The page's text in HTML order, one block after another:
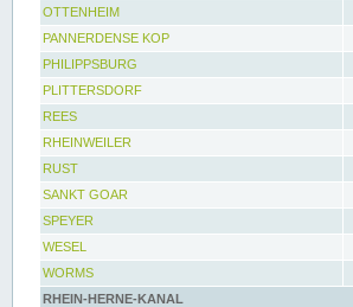
OTTENHEIM
PANNERDENSE KOP
PHILIPPSBURG
PLITTERSDORF
REES
RHEINWEILER
RUST
SANKT GOAR
SPEYER
WESEL
WORMS
RHEIN-HERNE-KANAL